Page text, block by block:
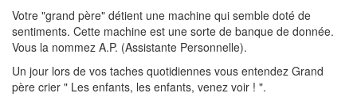
Votre "grand père" détient une machine qui semble doté de
sentiments. Cette machine est une sorte de banque de donnée.
Vous la nommez A.P. (Assistante Personnelle).
Un jour lors de vos taches quotidiennes vous entendez Grand
père crier " Les enfants, les enfants, venez voir ! ".